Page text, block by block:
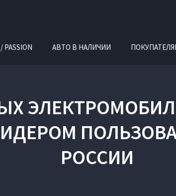
АВТО В НАЛИЧИИ
РОССИИ